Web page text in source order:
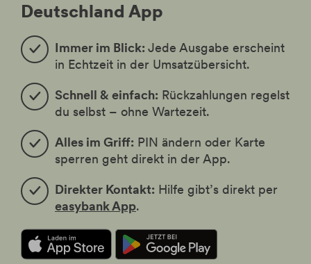
Deutschland App
Immer im Blick:Jede Ausgabe erscheint
in Echtzeit in der Umsatzübersicht.
Schnell & einfach: Rückzahlungen regelst
du selbst – ohne Wartezeit.
Alles im Griff: PIN ändern oder Karte
sperren geht direkt in der App.
Direkter Kontakt: Hilfe gibt’s direkt per
easybank App.